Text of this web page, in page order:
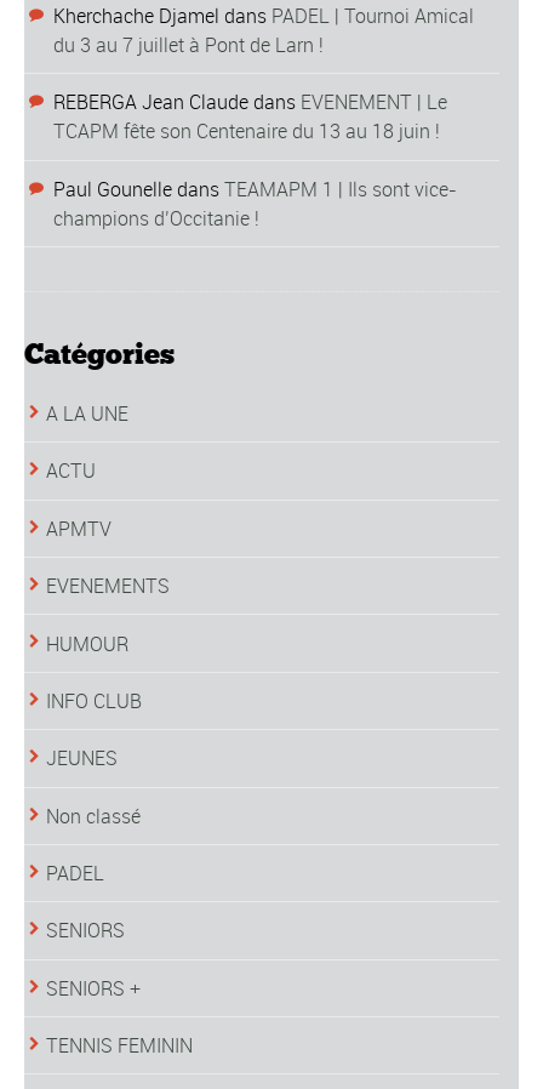
Kherchache Djamel dans PADEL | Tournoi Amical
du 3 au 7 juillet à Pont de Larn !
REBERGA Jean Claude dans EVENEMENT | Le
TCAPM fête son Centenaire du 13 au 18 juin !
Paul Gounelle dansTEAMAPM 1 | Ils sont vice-
champions d’Occitanie !
Catégories
A LA UNE
ACTU
APMTV
EVENEMENTS
HUMOUR
INFO CLUB
JEUNES
Non classé
PADEL
SENIORS
SENIORS +
TENNIS FEMININ